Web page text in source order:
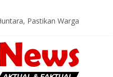
Masyarakat
Pastikan Warga
yang Layak
Jalan dan Jembatan
Buka Tutup